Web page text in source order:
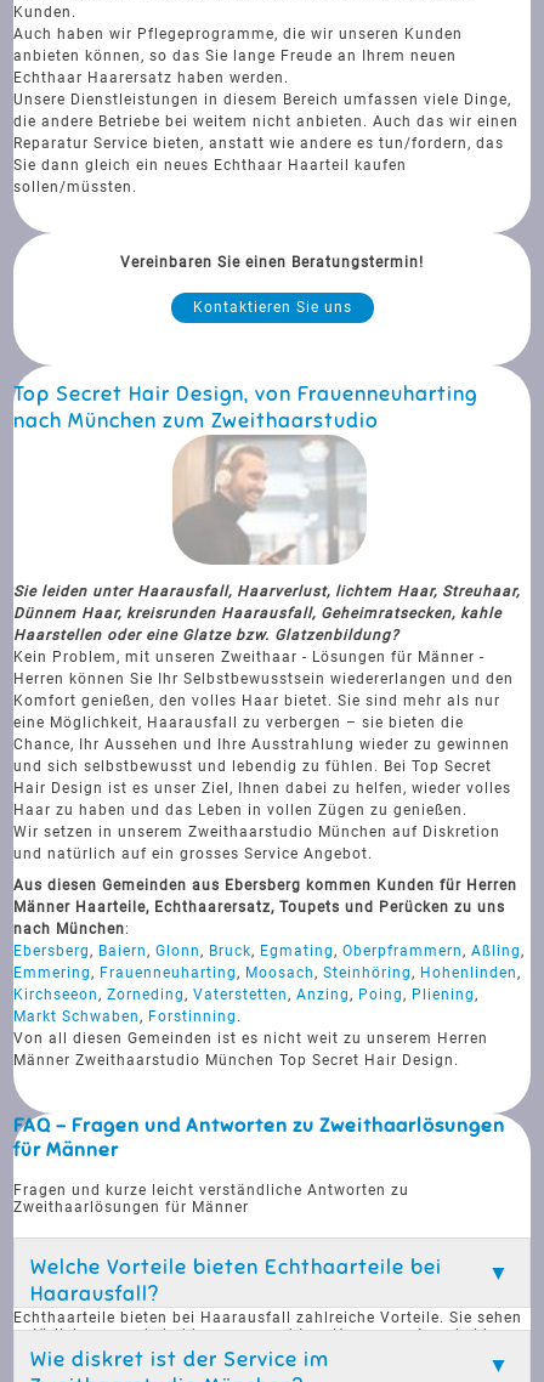
Kunden.
Auch haben wir Pflegeprogramme, die wir unseren Kunden
anbieten können, so das Sie lange Freude an Ihrem neuen
Echthaar Haarersatz haben werden.
Unsere Dienstleistungen in diesem Bereich umfassen viele Dinge,
die andere Betriebe bei weitem nicht anbieten. Auch das wir einen
Reparatur Service bieten, anstatt wie andere es tun/fordern, das
Sie dann gleich ein neues Echthaar Haarteil kaufen
sollen/müssten.
Vereinbaren Sie einen Beratungstermin!
Kontaktieren Sie uns
Top Secret Hair Design, von Frauenneuharting
nach München zum Zweithaarstudio
Sie leiden unter Haarausfall, Haarverlust, lichtem Haar, Streuhaar,
Dünnem Haar, kreisrunden Haarausfall, Geheimratsecken, kahle
Haarstellen oder eine Glatze bzw. Glatzenbildung?
Kein Problem, mit unseren Zweithaar - Lösungen für Männer -
Herren können Sie Ihr Selbstbewusstsein wiedererlangen und den
Komfort genießen, den volles Haar bietet. Sie sind mehr als nur
eine Möglichkeit, Haarausfall zu verbergen – sie bieten die
Chance, Ihr Aussehen und Ihre Ausstrahlung wieder zu gewinnen
und sich selbstbewusst und lebendig zu fühlen. Bei Top Secret
Hair Design ist es unser Ziel, Ihnen dabei zu helfen, wieder volles
Haar zu haben und das Leben in vollen Zügen zu genießen.
Wir setzen in unserem Zweithaarstudio München auf Diskretion
und natürlich auf ein grosses Service Angebot.
Aus diesen Gemeinden aus Ebersberg kommen Kunden für Herren
Männer Haarteile, Echthaarersatz, Toupets und Perücken zu uns
nach München:
Ebersberg, Baiern,Glonn, Bruck, Egmating,Oberpframmern,Aßling,
Emmering, Frauenneuharting, Moosach,Steinhöring, Hohenlinden,
Kirchseeon,Zorneding,Vaterstetten,Anzing, Poing, Pliening,
Markt Schwaben, Forstinning .
Von all diesen Gemeinden ist es nicht weit zu unserem Herren
Männer Zweithaarstudio München Top Secret Hair Design.
FAQ - Fragen und Antworten zu Zweithaarlösungen
für Männer
Fragen und kurze leicht verständliche Antworten zu
Zweithaarlösungen für Männer
Welche Vorteile bieten Echthaarteile bei
Haarausfall?
Echthaarteile bieten bei Haarausfall zahlreiche Vorteile. Sie sehen
natürlich aus und sind kaum von echtem Haar zu unterscheiden.
Diese Haarteile sind langlebig und können problemlos beim
Schwimmen, Duschen oder Sport getragen werden. Sie bieten eine
Wie diskret ist der Service im